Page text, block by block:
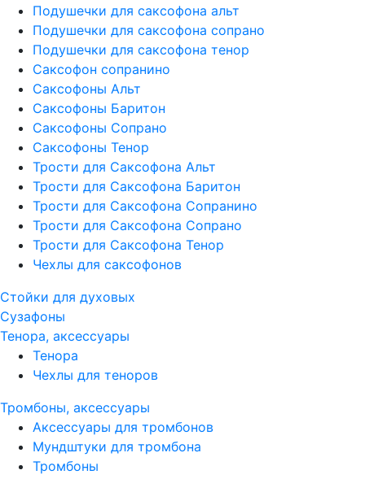
Подушечки для саксофона альт
Подушечки для саксофона сопрано
Подушечки для саксофона тенор
Саксофон сопранино
Саксофоны Альт
Саксофоны Баритон
Саксофоны Сопрано
Саксофоны Тенор
Трости для Саксофона Альт
Трости для Саксофона Баритон
Трости для Саксофона Сопранино
Трости для Саксофона Сопрано
Трости для Саксофона Тенор
Чехлы для саксофонов
Стойки для духовых
Сузафоны
Тенора, аксессуары
Тенора
Чехлы для теноров
Тромбоны, аксессуары
Аксессуары для тромбонов
Мундштуки для тромбона
Тромбоны